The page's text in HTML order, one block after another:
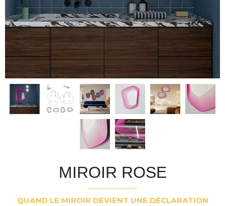
MIROIR ROSE
QUAND LE MIROIR DEVIENT UNE DÉCLARATION